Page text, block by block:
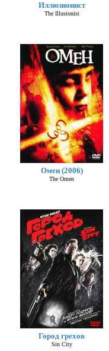
Иллюзионист
The Illusionist
Омен (2006)
The Omen
Город грехов
Sin City